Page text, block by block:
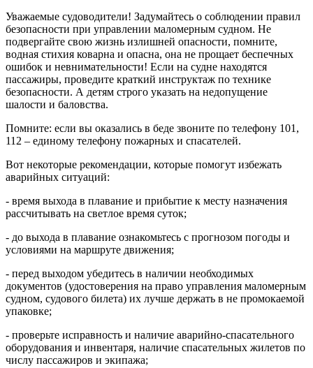
Уважаемые судоводители! Задумайтесь о соблюдении правил
безопасности при управлении маломерным судном. Не
подвергайте свою жизнь излишней опасности, помните,
водная стихия коварна и опасна, она не прощает беспечных
ошибок и невнимательности! Если на судне находятся
пассажиры, проведите краткий инструктаж по технике
безопасности. А детям строго указать на недопущение
шалости и баловства.
Помните: если вы оказались в беде звоните по телефону 101,
112 – единому телефону пожарных и спасателей.
Вот некоторые рекомендации, которые помогут избежать
аварийных ситуаций:
- время выхода в плавание и прибытие к месту назначения
рассчитывать на светлое время суток;
- до выхода в плавание ознакомьтесь с прогнозом погоды и
условиями на маршруте движения;
- перед выходом убедитесь в наличии необходимых
документов (удостоверения на право управления маломерным
судном, судового билета) их лучше держать в не промокаемой
упаковке;
- проверьте исправность и наличие аварийно-спасательного
оборудования и инвентаря, наличие спасательных жилетов по
числу пассажиров и экипажа;